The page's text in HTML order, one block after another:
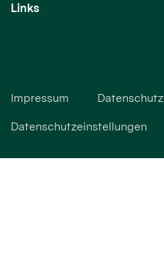
Links
Impressum Datenschutz
Datenschutzeinstellungen